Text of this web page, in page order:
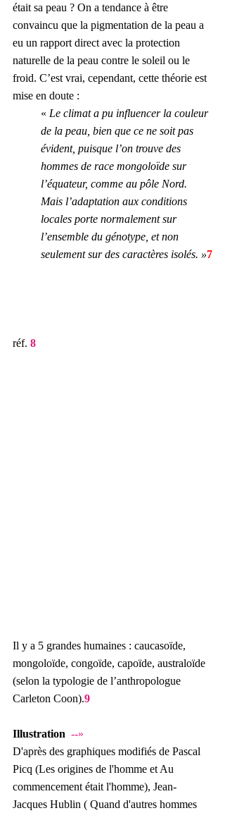
était sa peau ? On a tendance à être
convaincu que la pigmentation de la peau a
eu un rapport direct avec la protection
naturelle de la peau contre le soleil ou le
froid. C’est vrai, cependant, cette théorie est
mise en doute :
« Le climat a pu influencer la couleur
de la peau, bien que ce ne soit pas
évident, puisque l’on trouve des
hommes de race mongoloïde sur
l’équateur, comme au pôle Nord.
Mais l’adaptation aux conditions
locales porte normalement sur
l’ensemble du génotype, et non
seulement sur des caractères isolés. »7
réf. 8
Il y a 5 grandes humaines : caucasoïde,
mongoloïde, congoïde, capoïde, australoïde
(selon la typologie de l’anthropologue
Carleton Coon).9
Illustration --»
D'après des graphiques modifiés de Pascal
Picq (Les origines de l'homme et Au
commencement était l'homme), Jean-
Jacques Hublin ( Quand d'autres hommes